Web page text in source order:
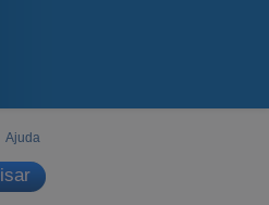
Ajuda